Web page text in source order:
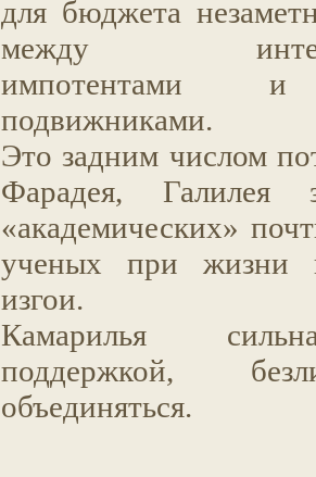
для бюджета
между
импотентами и
подвижниками.
Это задним числом
Фарадея, Галилея
«академических»
ученых при жизни
изгои.
Камарилья
поддержкой,
объединяться.